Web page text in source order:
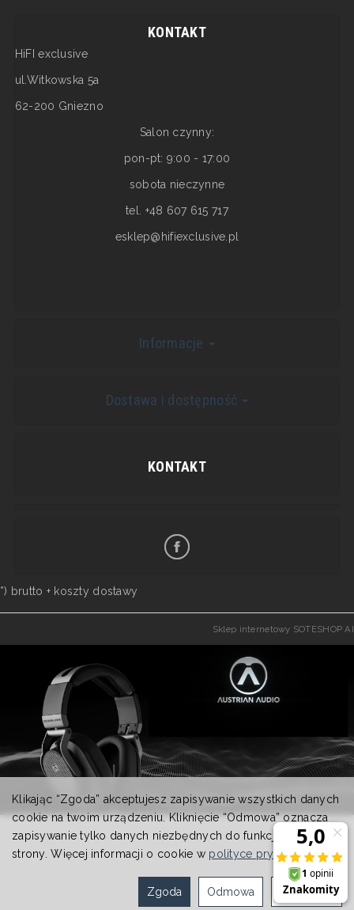
KONTAKT
HiFI exclusive
ul.Witkowska 5a
62-200 Gniezno
Salon czynny:
pon-pt: 9:00 - 17:00
sobota nieczynne
tel. +48 607 615 717
esklep@hifiexclusive.pl
Informacje
Dostawa i dostępność
KONTAKT
*) brutto + koszty dostawy
Sklep internetowy SOTESHOP AI
Klikając “Zgoda” akceptujesz zapisywanie wszystkich danych
cookie na twoim urządzeniu. Kliknięcie “Odmowa” oznacza
zapisywanie tylko danych niezbędnych do funkcjonowania
strony. Więcej informacji o cookie w polityce prywatności.
Ustawienia
Odmowa
Zgoda